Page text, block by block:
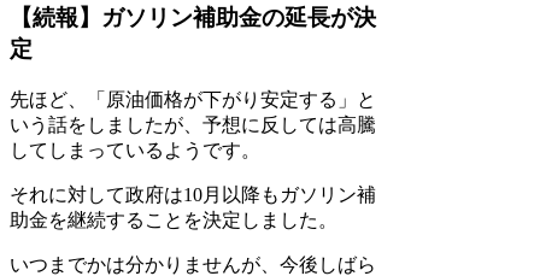
【続報】ガソリン補助金の延長が決
定
先ほど、「原油価格が下がり安定する」と
いう話をしましたが、予想に反しては高騰
してしまっているようです。
それに対して政府は10月以降もガソリン補
助金を継続することを決定しました。
いつまでかは分かりませんが、今後しばら